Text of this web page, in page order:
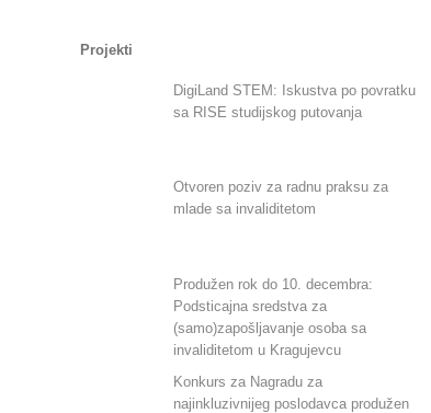
Projekti
DigiLand STEM: Iskustva po povratku
sa RISE studijskog putovanja
Otvoren poziv za radnu praksu za
mlade sa invaliditetom
Produžen rok do 10. decembra:
Podsticajna sredstva za
(samo)zapošljavanje osoba sa
invaliditetom u Kragujevcu
Konkurs za Nagradu za
najinkluzivnijeg poslodavca produžen